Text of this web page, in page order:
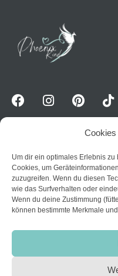
Cookies
Um dir ein optimales Erlebnis
Cookies, um
zuzugreifen. Wenn du diesen
wie das Surfverhalten oder
Wenn du deine Zustimmung
können bestimmte Merkmale
WhatsApp-Kanal für
erhalten:
Trete dem
Home
Kontakt